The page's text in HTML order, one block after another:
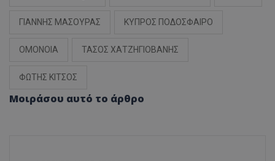
ΓΙΑΝΝΗΣ ΜΑΣΟΥΡΑΣ ΚΥΠΡΟΣ ΠΟΔΟΣΦΑΙΡΟ
ΟΜΟΝΟΙΑ ΤΑΣΟΣ ΧΑΤΖΗΓΙΟΒΑΝΗΣ
ΦΩΤΗΣ ΚΙΤΣΟΣ
Μοιράσου αυτό το άρθρο